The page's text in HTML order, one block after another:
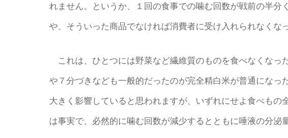
れません。というか、１回の食事での噛む回数が戦前の半分
や、そういった商品でなければ消費者に受け入れられなくな
これは、ひとつには野菜など繊維質のものを食べなくなっ
や７分づきなども一般的だったのが完全精白米が普通になっ
大きく影響していると思われますが、いずれにせよ食べもの
は事実で、必然的に噛む回数が減少するとともに唾液の分泌